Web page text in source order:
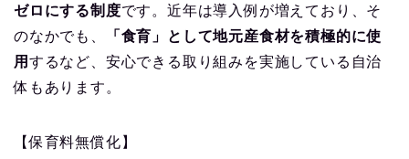
ゼロにする制度です。近年は導入例が増えており、そ
のなかでも、
「食育」として地元産食材を積極的に使
用 するなど、安心できる取り組みを実施している自治
体もあります。
【保育料無償化】